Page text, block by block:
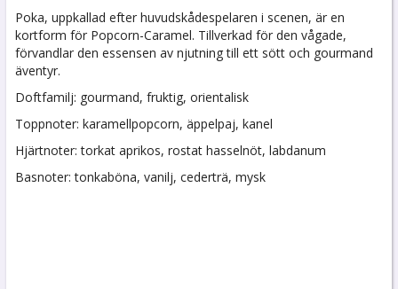
Poka, uppkallad efter huvudskådespelaren i scenen, är en
kortform för Popcorn-Caramel. Tillverkad för den vågade,
förvandlar den essensen av njutning till ett sött och gourmand
äventyr.
Doftfamilj: gourmand, fruktig, orientalisk
Toppnoter: karamellpopcorn, äppelpaj, kanel
Hjärtnoter: torkat aprikos, rostat hasselnöt, labdanum
Basnoter: tonkaböna, vanilj, cederträ, mysk